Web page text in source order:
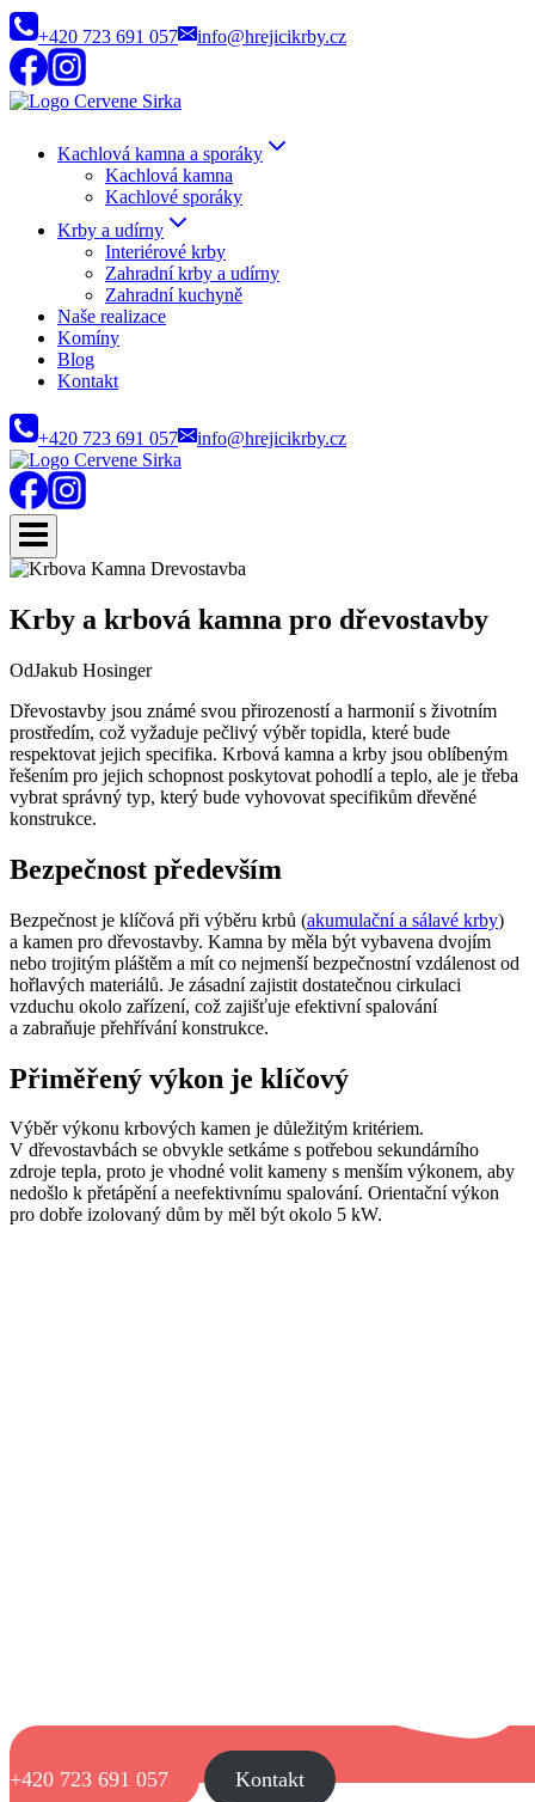
Přeskočit
na
obsah
+420 723 691 057 info@hrejicikrby.cz
Kachlová kamna a sporáky
Kachlová kamna
Kachlové sporáky
Krby a udírny
Interiérové krby
Zahradní krby a udírny
Zahradní kuchyně
Naše realizace
Komíny
Blog
Kontakt
+420 723 691 057 info@hrejicikrby.cz
Krby a krbová kamna pro dřevostavby
OdJakub Hosinger
Dřevostavby jsou známé svou přirozeností a harmonií s životním
prostředím, což vyžaduje pečlivý výběr topidla, které bude
respektovat jejich specifika. Krbová kamna a krby jsou oblíbeným
řešením pro jejich schopnost poskytovat pohodlí a teplo, ale je třeba
vybrat správný typ, který bude vyhovovat specifikům dřevěné
konstrukce.
Bezpečnost především
Bezpečnost je klíčová při výběru krbů (akumulační a sálavé krby)
a kamen pro dřevostavby. Kamna by měla být vybavena dvojím
nebo trojitým pláštěm a mít co nejmenší bezpečnostní vzdálenost od
hořlavých materiálů. Je zásadní zajistit dostatečnou cirkulaci
vzduchu okolo zařízení, což zajišťuje efektivní spalování
a zabraňuje přehřívání konstrukce.
Přiměřený výkon je klíčový
Výběr výkonu krbových kamen je důležitým kritériem.
V dřevostavbách se obvykle setkáme s potřebou sekundárního
zdroje tepla, proto je vhodné volit kameny s menším výkonem, aby
nedošlo k přetápění a neefektivnímu spalování. Orientační výkon
pro dobře izolovaný dům by měl být okolo 5 kW.
+420 723 691 057 Kontakt